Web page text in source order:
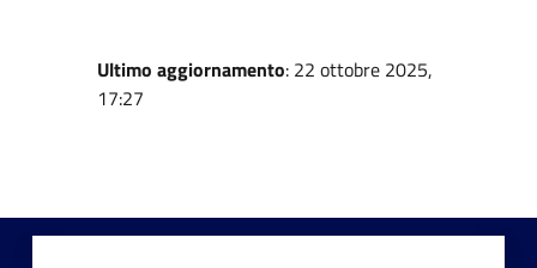
Ultimo aggiornamento: 22 ottobre 2025,
17:27